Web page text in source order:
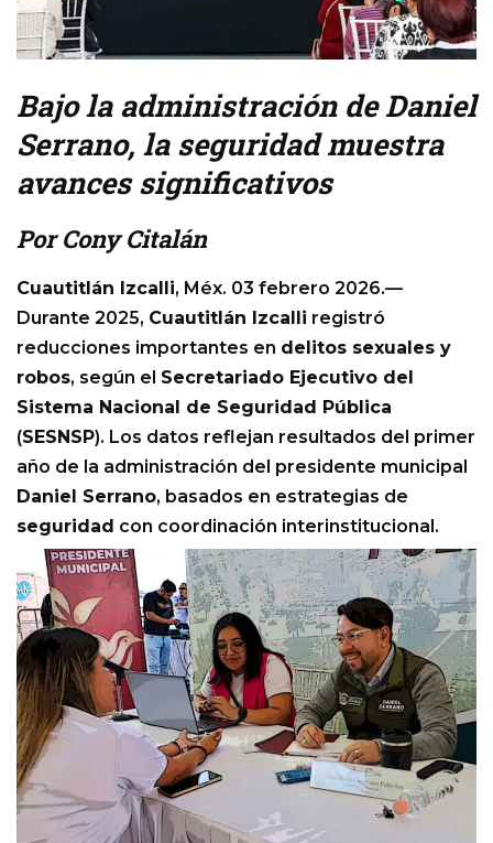
Bajo la administración de Daniel
Serrano, la seguridad muestra
avances significativos
Por Cony Citalán
Cuautitlán Izcalli, Méx. 03 febrero 2026.—
Durante 2025, Cuautitlán Izcalli registró
reducciones importantes en delitos sexuales y
robos, según el Secretariado Ejecutivo del
Sistema Nacional de Seguridad Pública
(SESNSP). Los datos reflejan resultados del primer
año de la administración del presidente municipal
Daniel Serrano, basados en estrategias de
seguridad con coordinación interinstitucional.